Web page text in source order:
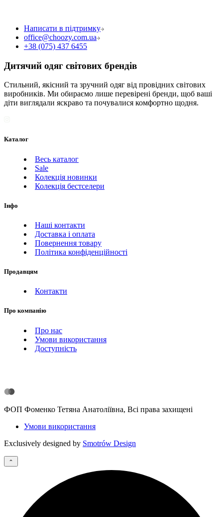
Написати в підтримку
office@choozy.com.ua
+38 (075) 437 6455
Дитячий одяг світових брендів
Стильний, якісний та зручний одяг від провідних світових
виробників. Ми обираємо лише перевірені бренди, щоб ваші
діти виглядали яскраво та почувалися комфортно щодня.
Каталог
Весь каталог
Sale
Колекція новинки
Колекція бестселери
Інфо
Наші контакти
Доставка і оплата
Повернення товару
Політика конфіденційності
Продавцям
Контакти
Про компанію
Про нас
Умови використання
Доступність
ФОП Фоменко Тетяна Анатоліївна, Всі права захищені
Умови використання
Exclusively designed by Smotrów Design